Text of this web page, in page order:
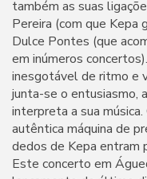
também as suas
Pereira (com que Kepa
Dulce Pontes (que
em inúmeros
inesgotável de ritmo e
junta-se o entusiasmo,
interpreta a sua música.
autêntica máquina de
dedos de Kepa entram
Este concerto em